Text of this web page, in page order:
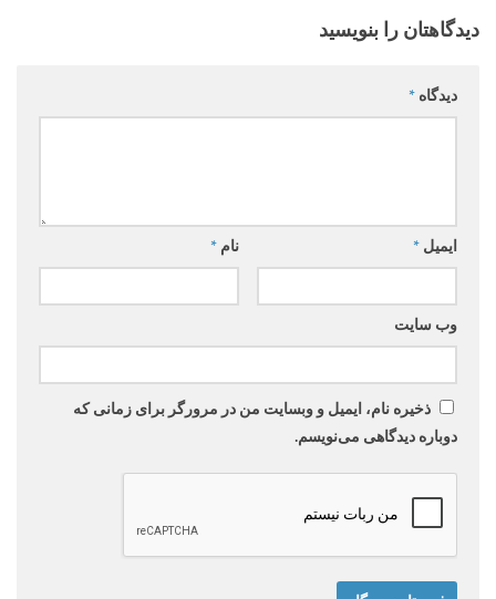
دیدگاهتان را بنویسید
دیدگاه *
نام * ایمیل *
وب‌ سایت
ذخیره نام، ایمیل و وبسایت من در مرورگر برای زمانی که
دوباره دیدگاهی می‌نویسم.